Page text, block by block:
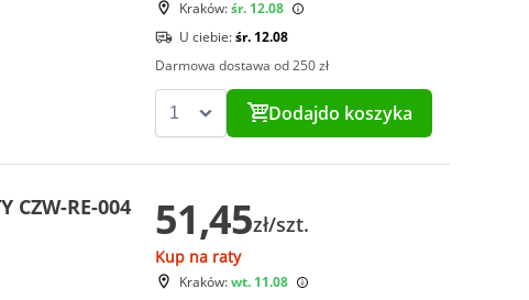
Kraków:śr. 12.08
U ciebie:śr. 12.08
Darmowa dostawa od 250 zł
Dodajdo koszyka
RE-004 51,45zł/szt.
Kup na raty
Kraków:wt. 11.08